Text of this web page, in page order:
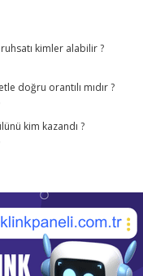
kimler alabilir ?
doğru orantılı mıdır ?
kim kazandı ?